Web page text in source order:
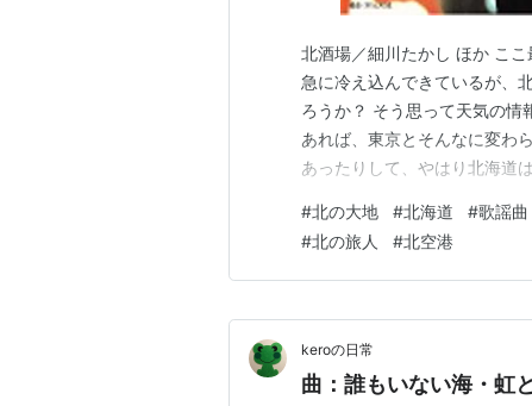
北酒場／細川たかし ほか こ
急に冷え込んできているが、
ろうか？ そう思って天気の情
あれば、東京とそんなに変わ
あったりして、やはり北海道
ある、というのが自分のイメ
道虻田郡真狩村の出身とのこ
#北の大地 #北海道 #歌謡曲
#北の旅人 #北空港
keroの日常 「大
曲：誰もいない海・